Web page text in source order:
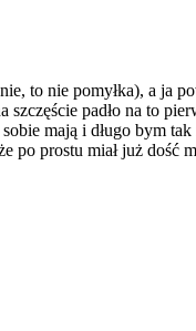
to nie pomyłka), a ja
padło na to
mają i długo bym
po prostu miał już dość